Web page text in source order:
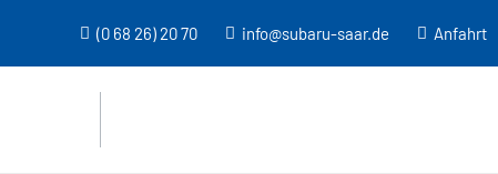
(0 68 26) 20 70 info@subaru-saar.de Anfahrt